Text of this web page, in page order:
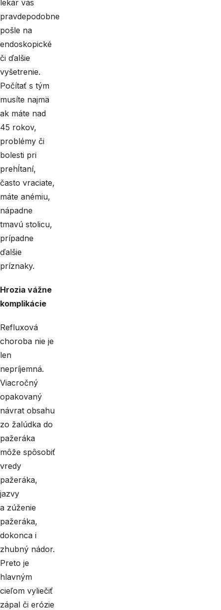
lekár vás
pravdepodobne
pošle na
endoskopické
či ďalšie
vyšetrenie.
Počítať s tým
musíte najmä
ak máte nad
45 rokov,
problémy či
bolesti pri
prehĺtaní,
často vraciate,
máte anémiu,
nápadne
tmavú stolicu,
prípadne
ďalšie
príznaky.
Hrozia vážne
komplikácie
Refluxová
choroba nie je
len
nepríjemná.
Viacročný
opakovaný
návrat obsahu
zo žalúdka do
pažeráka
môže spôsobiť
vredy
pažeráka,
jazvy
a zúženie
pažeráka,
dokonca i
zhubný nádor.
Preto je
hlavným
cieľom vyliečiť
zápal či erózie